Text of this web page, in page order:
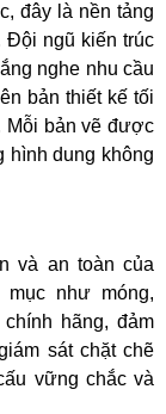
đây là nền tảng
Đội ngũ kiến trúc
nghe nhu cầu
bản thiết kế tối
Mỗi bản vẽ được
hình dung không
và an toàn của
như móng,
hãng, đảm
sát chặt chẽ
vững chắc và